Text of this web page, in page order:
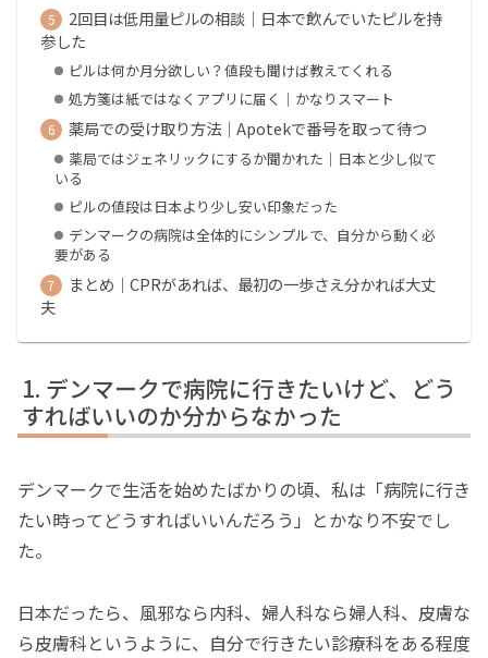
2回目は低用量ピルの相談｜日本で飲んでいたピルを持
参した
ピルは何か月分欲しい？値段も聞けば教えてくれる
処方箋は紙ではなくアプリに届く｜かなりスマート
薬局での受け取り方法｜Apotekで番号を取って待つ
薬局ではジェネリックにするか聞かれた｜日本と少し似て
いる
ピルの値段は日本より少し安い印象だった
デンマークの病院は全体的にシンプルで、自分から動く必
要がある
まとめ｜CPRがあれば、最初の一歩さえ分かれば大丈
夫
デンマークで病院に行きたいけど、どう
すればいいのか分からなかった
デンマークで生活を始めたばかりの頃、私は「病院に行き
たい時ってどうすればいいんだろう」とかなり不安でし
た。
日本だったら、風邪なら内科、婦人科なら婦人科、皮膚な
ら皮膚科というように、自分で行きたい診療科をある程度